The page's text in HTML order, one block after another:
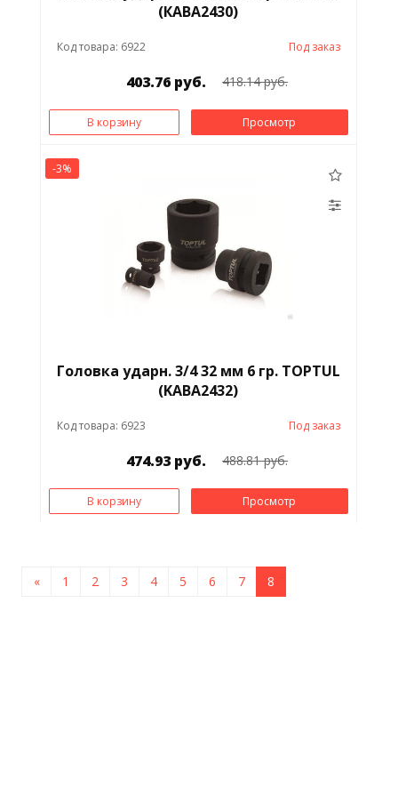
(КAВА2430)
Код товара: 6922 Под заказ
403.76 руб. 418.14 руб.
В корзину Просмотр
-3%
Головка ударн. 3/4 32 мм 6 гр. TOPTUL
(KABА2432)
Код товара: 6923 Под заказ
474.93 руб. 488.81 руб.
В корзину Просмотр
« 1 2 3 4 5 6 7 8